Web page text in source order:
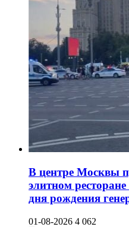
В центре Москвы
элитном
дня рождения
01-08-2026 4 062